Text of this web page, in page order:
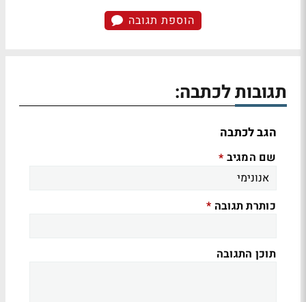
הוספת תגובה
תגובות לכתבה:
הגב לכתבה
שם המגיב *
כותרת תגובה *
תוכן התגובה